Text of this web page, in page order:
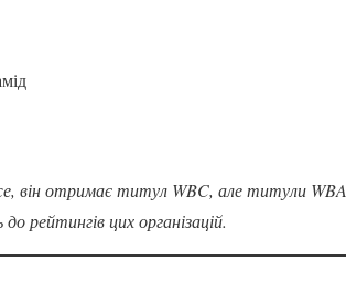
він отримає титул WBC, але титули WBA
рейтингів цих організацій.